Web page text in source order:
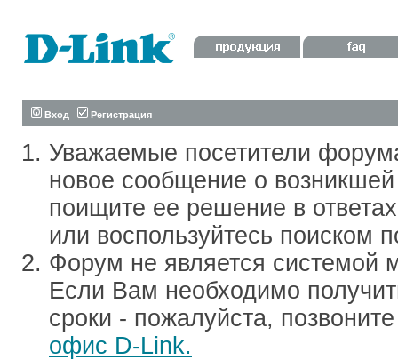
Вход Регистрация
Уважаемые посетители
новое сообщение о
поищите ее решение в
или воспользуйтесь поиском
Форум не является системой
Если Вам необходимо
сроки - пожалуйста,
офис D-Link.